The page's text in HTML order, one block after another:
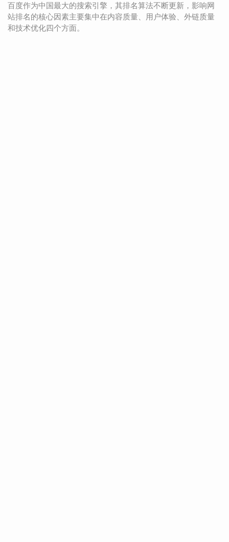
百度作为中国最大的搜索引擎，其排名算法不断更新，影响网
站排名的核心因素主要集中在内容质量、用户体验、外链质量
和技术优化四个方面。